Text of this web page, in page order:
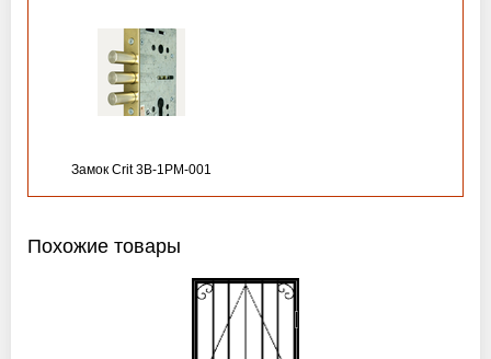
Замок Crit 3B-1PM-001
Похожие товары